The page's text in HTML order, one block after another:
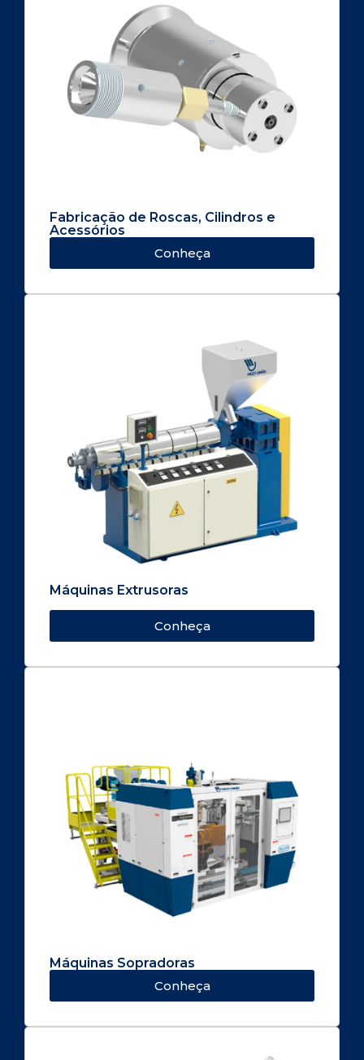
Fabricação de Roscas, Cilindros e
Acessórios
Conheça
Máquinas Extrusoras
Conheça
Máquinas Sopradoras
Conheça